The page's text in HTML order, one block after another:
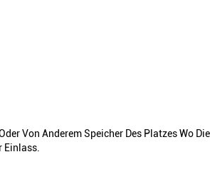
Von Anderem Speicher Des Platzes Wo
Einlass.